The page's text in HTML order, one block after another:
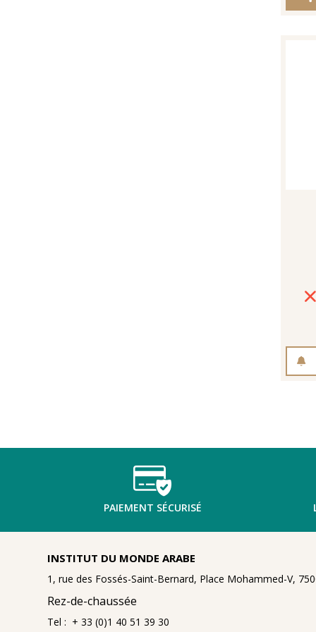
PAIEMENT SÉCURISÉ
INSTITUT DU MONDE ARABE
1, rue des Fossés-Saint-Bernard, Place Mohammed-V,
Rez-de-chaussée
Tel : + 33 (0)1 40 51 39 30